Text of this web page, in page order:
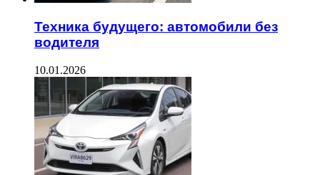
Техника будущего: автомобили без
водителя
10.01.2026